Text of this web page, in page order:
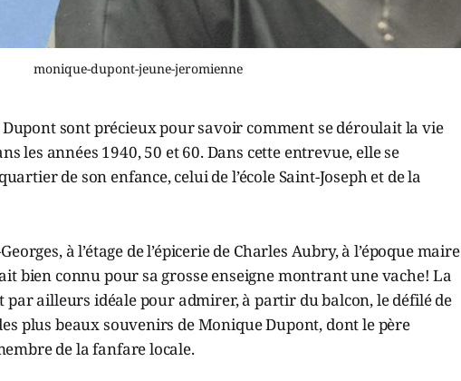
monique-dupont-jeune-jeromienne
sont précieux pour savoir comment se déroulait la vie
les années 1940, 50 et 60. Dans cette entrevue, elle se
de son enfance, celui de l’école Saint-Joseph et de la
à l’étage de l’épicerie de Charles Aubry, à l’époque maire
bien connu pour sa grosse enseigne montrant une vache! La
ailleurs idéale pour admirer, à partir du balcon, le défilé de
plus beaux souvenirs de Monique Dupont, dont le père
de la fanfare locale.